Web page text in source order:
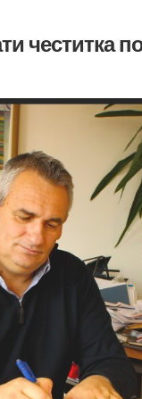
честитка